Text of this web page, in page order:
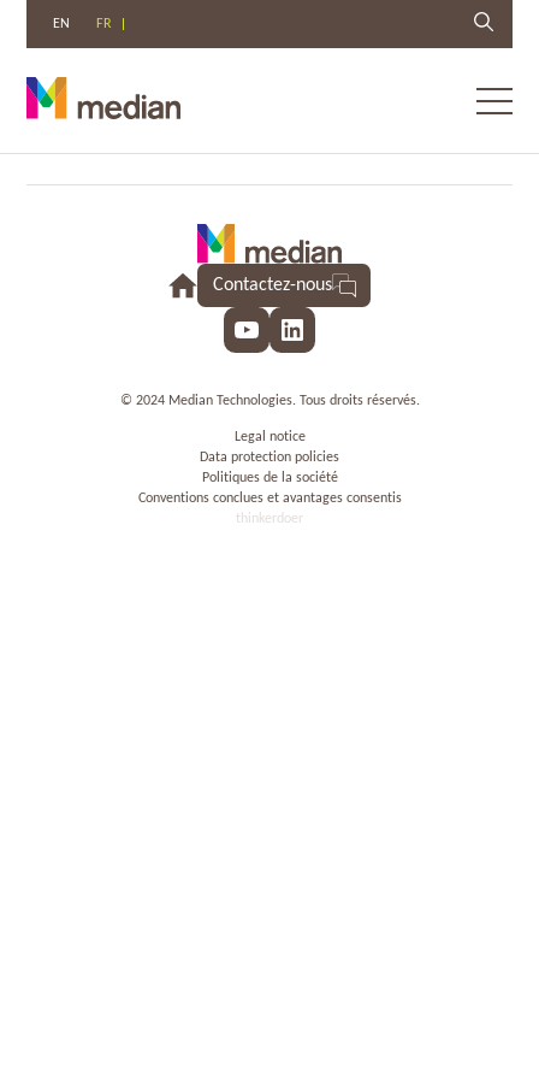
EN FR
Contactez-nous
YouTubeLinkedIn
© 2024 Median Technologies. Tous droits réservés.
Legal notice
Data protection policies
Politiques de la société
Conventions conclues et avantages consentis
thinkerdoer